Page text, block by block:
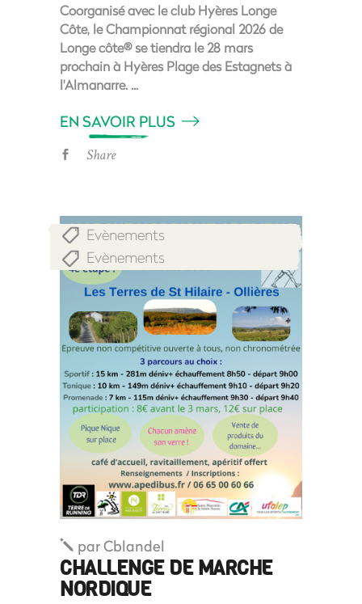
Coorganisé avec le club Hyères Longe
Côte, le Championnat régional 2026 de
Longe côte® se tiendra le 28 mars
prochain à Hyères Plage des Estagnets à
l'Almanarre.
EN SAVOIR PLUS
Share
Evènements
Evènements
parCblandel
CHALLENGE DE MARCHE
NORDIQUE